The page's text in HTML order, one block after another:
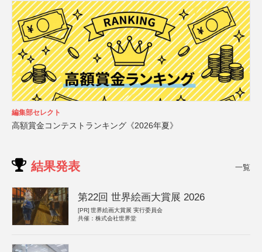
編集部セレクト
高額賞金コンテストランキング《2026年夏》
結果発表 一覧
第22回 世界絵画大賞展 2026
[PR] 世界絵画大賞展 実行委員会
共催：株式会社世界堂